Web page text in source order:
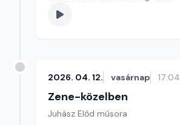
2026. 04. 12. vasárnap 17:04
Zene-közelben
Juhász Előd műsora